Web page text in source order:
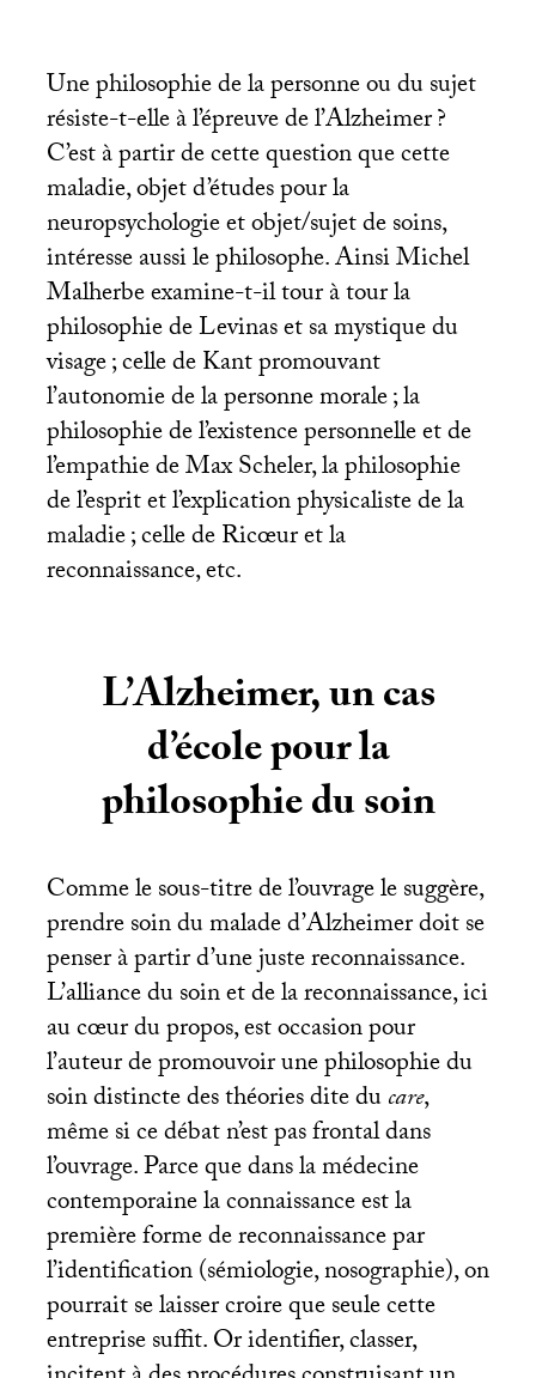
Une philosophie de la personne ou du sujet
résiste-t-elle à l’épreuve de l’Alzheimer?
C’est à partir de cette question que cette
maladie, objet d’études pour la
neuropsychologie et objet/sujet de soins,
intéresse aussi le philosophe. Ainsi Michel
Malherbe examine-t-il tour à tour la
philosophie de Levinas et sa mystique du
visage; celle de Kant promouvant
l’autonomie de la personne morale; la
philosophie de l’existence personnelle et de
l’empathie de Max Scheler, la philosophie
de l’esprit et l’explication physicaliste de la
maladie; celle de Ricœur et la
reconnaissance, etc.
L’Alzheimer, un cas
d’école pour la
philosophie du soin
Comme le sous-titre de l’ouvrage le suggère,
prendre soin du malade d’Alzheimer doit se
penser à partir d’une juste reconnaissance.
L’alliance du soin et de la reconnaissance, ici
au cœur du propos, est occasion pour
l’auteur de promouvoir une philosophie du
soin distincte des théories dite ducare,
même si ce débat n’est pas frontal dans
l’ouvrage. Parce que dans la médecine
contemporaine la connaissance est la
première forme de reconnaissance par
l’identification (sémiologie, nosographie), on
pourrait se laisser croire que seule cette
entreprise suffit. Or identifier, classer,